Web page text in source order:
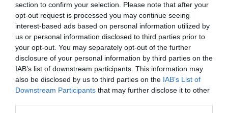
section to confirm your selection. Please note that after your
opt-out request is processed you may continue seeing
interest-based ads based on personal information utilized by
us or personal information disclosed to third parties prior to
your opt-out. You may separately opt-out of the further
disclosure of your personal information by third parties on the
IAB’s list of downstream participants. This information may
also be disclosed by us to third parties on the IAB’s List of
Downstream Participants that may further disclose it to other
Remigrazione, il Copasir riconosce all’antifascismo il
veto del disordine
6 Agosto 2026